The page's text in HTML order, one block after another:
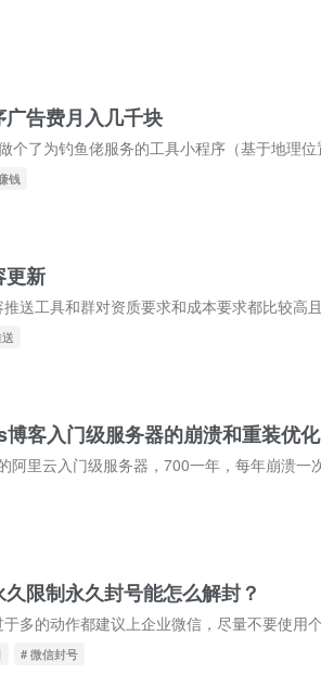
告费月入几千块
钱
更新
客入门级服务器的崩溃和重装优化
限制永久封号能怎么解封？
# 微信封号